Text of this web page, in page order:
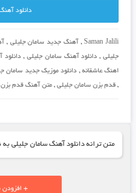
دانلود آهنگ
Saman Jalili
, آهنگ جدید سامان جلیلی ,
جلیلی, دانلود آهنگ سامان جلیلی ,
اهنگ عاشقانه , دانلود موزیک جدید سامان
, قدم بزن سامان جلیلی, متن آهنگ قدم بزن
متن ترانه دانلود آهنگ سامان جلیلی
+ افزودن